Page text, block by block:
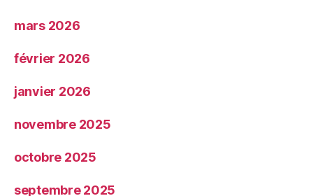
mars 2026
février 2026
janvier 2026
novembre 2025
octobre 2025
septembre 2025